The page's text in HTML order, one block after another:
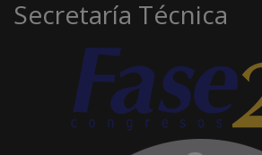
Secretaría Técnica